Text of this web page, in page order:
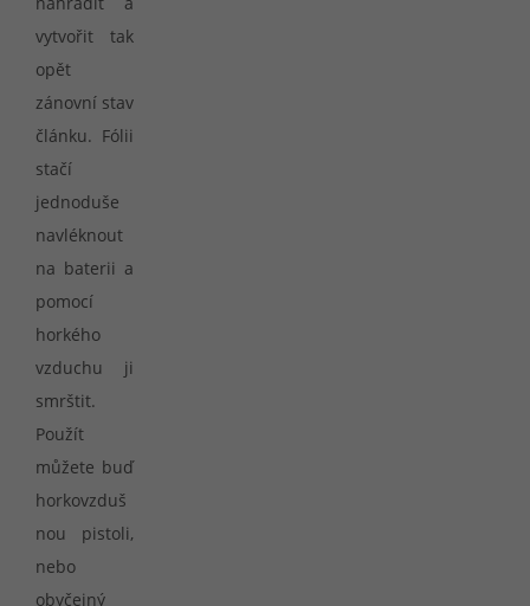
vytvořit tak
opět
zánovní stav
článku. Fólii
stačí
jednoduše
navléknout
na baterii a
pomocí
horkého
vzduchu ji
smrštit.
Použít
můžete buď
horkovzduš
nou pistoli,
nebo
obyčejný